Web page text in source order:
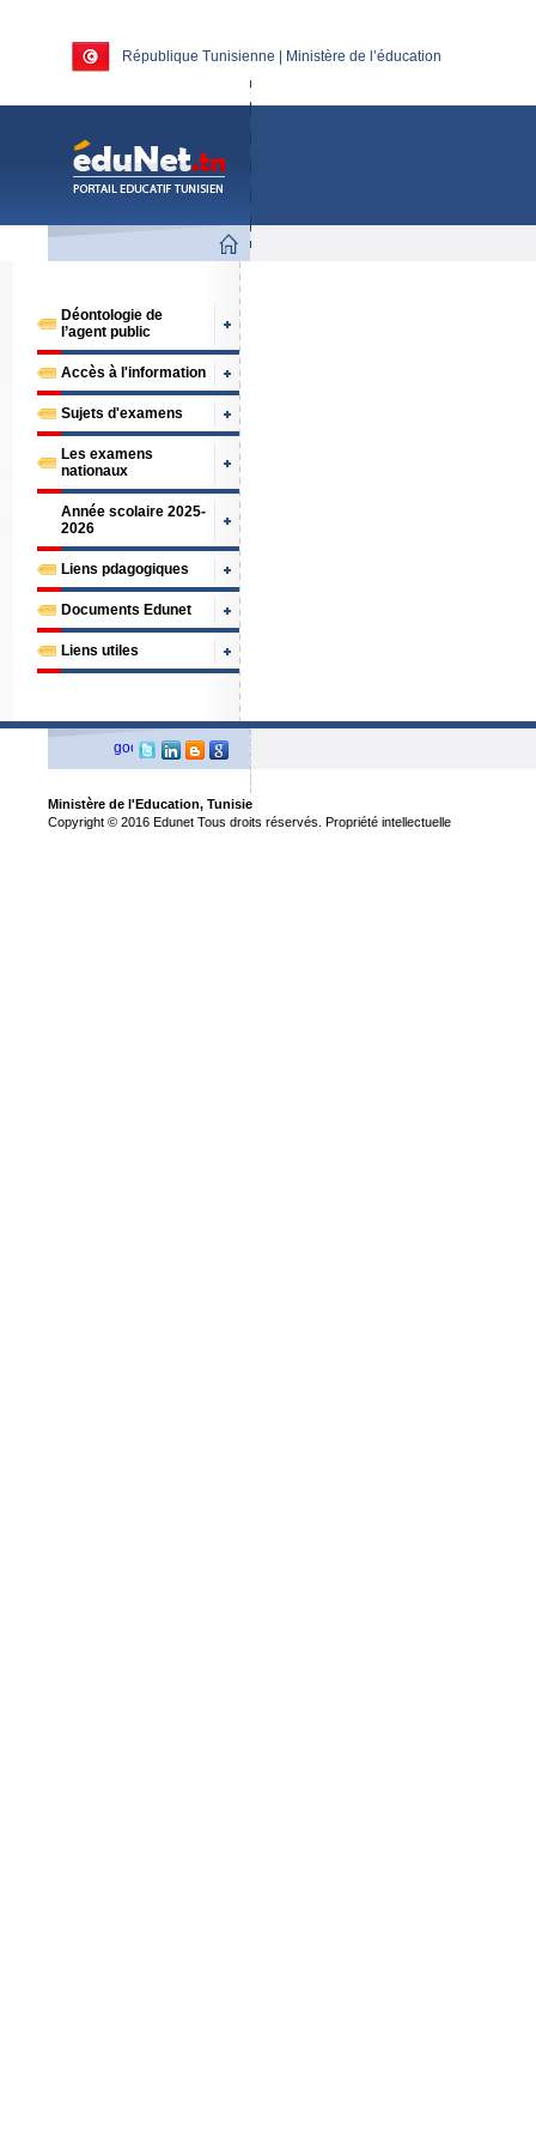
République Tunisienne | Ministère de l’éducation
Déontologie de
l’agent public
Accès à l'information
Sujets d'examens
Les examens
nationaux
Année scolaire 2025-
2026
Liens pdagogiques
Documents Edunet
Liens utiles
Ministère de l'Education, Tunisie
Copyright © 2016 Edunet Tous droits réservés. Propriété intellectuelle